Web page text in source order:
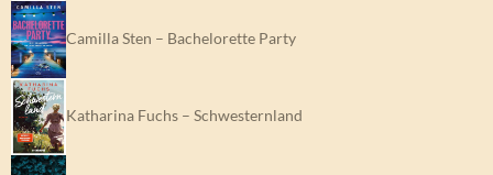
Camilla Sten – Bachelorette Party
Katharina Fuchs – Schwesternland